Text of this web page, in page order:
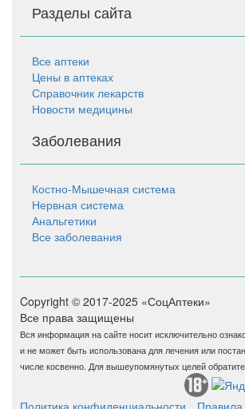
Разделы сайта
Все аптеки
Цены в аптеках
Справочник лекарств
Новости медицины
Заболевания
Костно-Мышечная система
Нервная система
Анальгетики
Все заболевания
Copyright © 2017-2025 «СоцАптеки»
Все права защищены
Вся информация на сайте носит исключительно
и не может быть использована для лечения или
числе косвенно. Для вышеупомянутых целей
Политика конфиденциальности